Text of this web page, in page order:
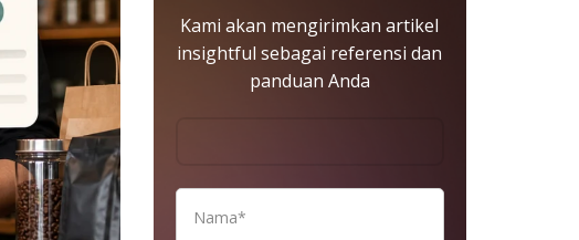
Kami akan mengirimkan artikel
insightful sebagai referensi dan
panduan Anda